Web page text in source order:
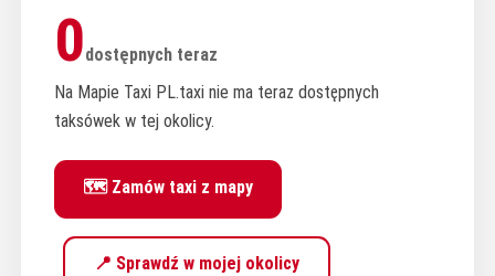
0dostępnych teraz
Na Mapie Taxi PL.taxi nie ma teraz dostępnych
taksówek w tej okolicy.
🗺️ Zamów taxi z mapy
📍 Sprawdź w mojej okolicy